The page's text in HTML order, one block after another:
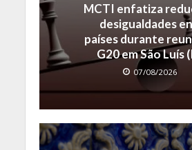
MCTI enfatiza
desigualdades
países durante
G20 em São Luís
07/08/2026